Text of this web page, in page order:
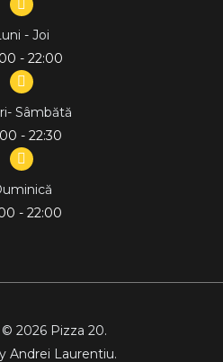
- Joi
- 22:00
Sâmbătă
- 22:30
- 22:00
2026 Pizza 20.
Andrei Laurentiu.